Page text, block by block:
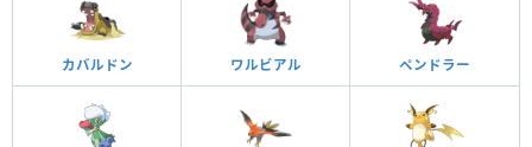
カバルドン ワルビアル ペンドラー